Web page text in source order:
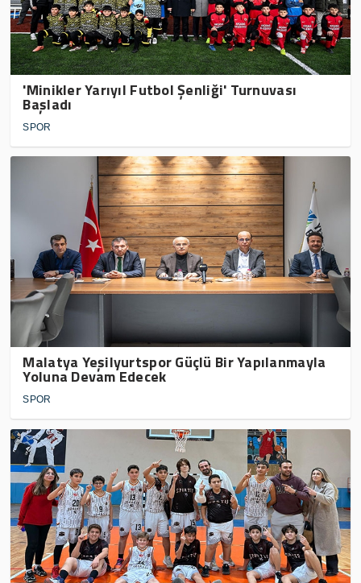
'Minikler Yarıyıl Futbol Şenliği' Turnuvası
Başladı
SPOR
Malatya Yeşilyurtspor Güçlü Bir Yapılanmayla
Yoluna Devam Edecek
SPOR